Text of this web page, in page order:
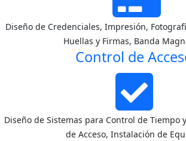
Diseño de Credenciales, Impresión,
Huellas y Firmas, Banda
Control de
Diseño de Sistemas para Control de Tiempo
de Acceso, Instalación de